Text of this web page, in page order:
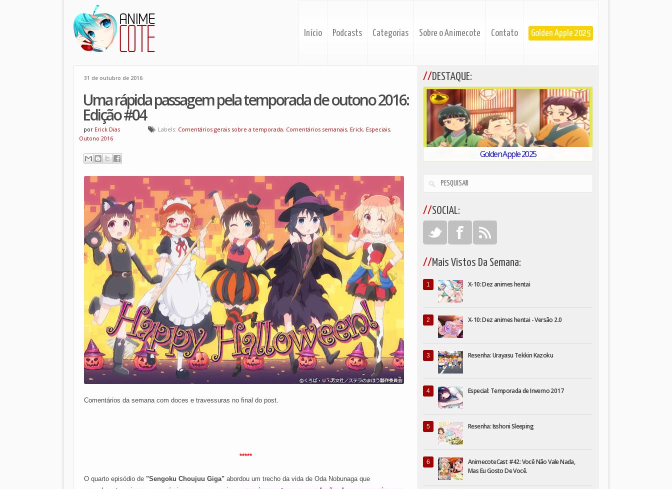
Início Podcasts Categorias Sobre o Animecote Contato Golden Apple 2025
31 de outubro de 2016
Uma rápida passagem pela temporada de outono 2016:
Edição #04
por Erick Dias Labels: Comentários gerais sobre a temporada, Comentários semanais, Erick, Especiais,
Outono 2016
Comentários da semana com doces e travessuras no final do post.
*****
O quarto episódio de "Sengoku Choujuu Giga" abordou um trecho da vida de Oda Nobunaga que
DESTAQUE:
Golden Apple 2025
SOCIAL:
Mais Vistos Da Semana:
X-10: Dez animes hentai
X-10: Dez animes hentai - Versão 2.0
Resenha: Urayasu Tekkin Kazoku
Especial: Temporada de Inverno 2017
Resenha: Isshoni Sleeping
AnimecoteCast #42: Você Não Vale Nada,
Mas Eu Gosto De Você.